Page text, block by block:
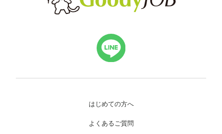
はじめての方へ
よくあるご質問